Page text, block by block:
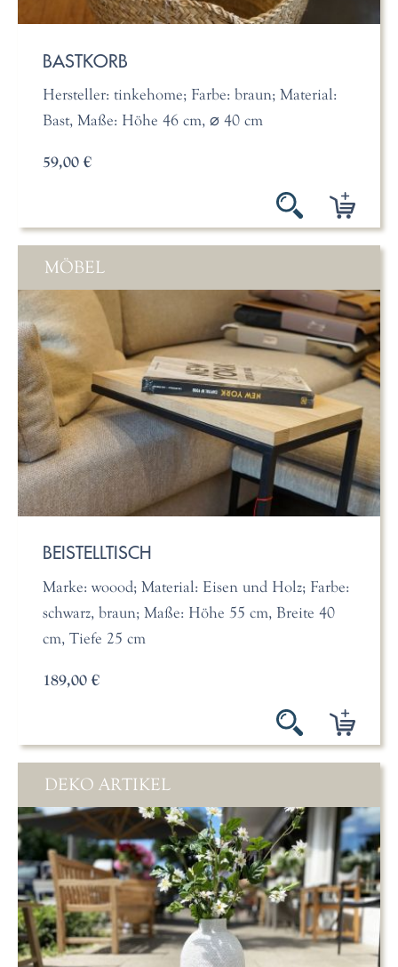
BASTKORB
Hersteller: tinkehome; Farbe: braun; Material:
Bast, Maße: Höhe 46 cm, ⌀ 40 cm
59,00 €
MÖBEL
BEISTELLTISCH
Marke: woood; Material: Eisen und Holz; Farbe:
schwarz, braun; Maße: Höhe 55 cm, Breite 40
cm, Tiefe 25 cm
189,00 €
DEKO ARTIKEL